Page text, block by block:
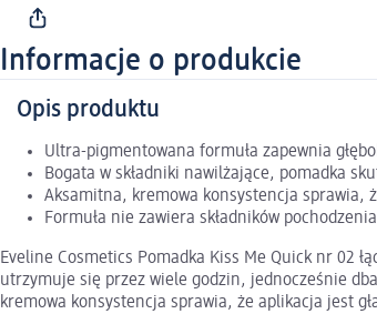
Informacje o produkcie
Opis produktu
Ultra-pigmentowana formuła zapewnia
Bogata w składniki nawilżające, pomadka
Aksamitna, kremowa konsystencja sprawia,
Formuła nie zawiera składników
Eveline Cosmetics Pomadka Kiss Me Quick nr 02
utrzymuje się przez wiele godzin, jednocześnie
kremowa konsystencja sprawia, że aplikacja jest